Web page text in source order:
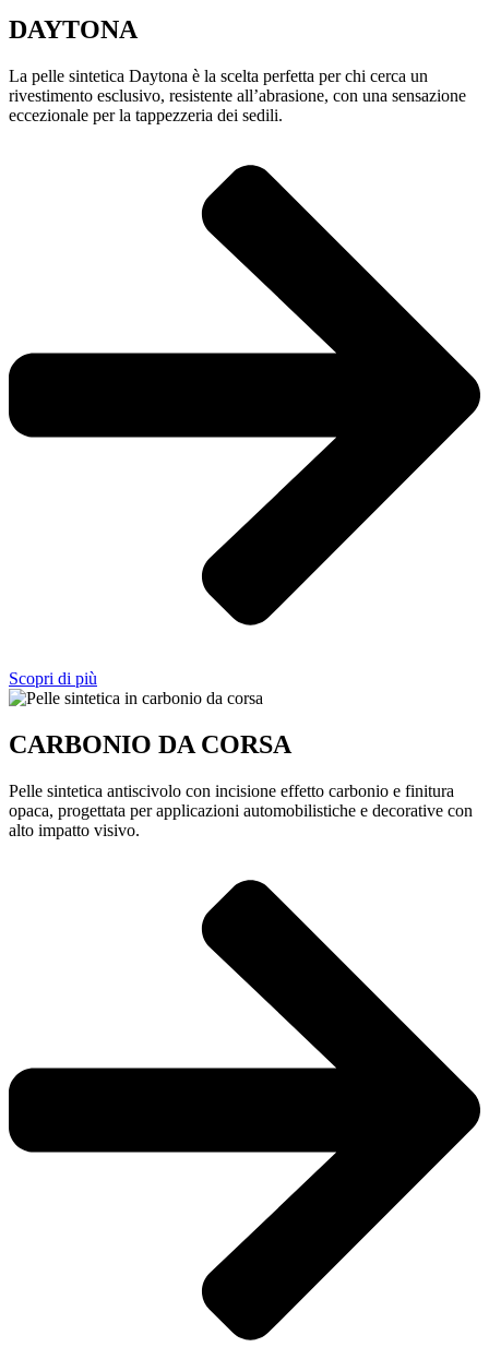
DAYTONA
La pelle sintetica Daytona è la scelta perfetta per chi cerca un
rivestimento esclusivo, resistente all’abrasione, con una sensazione
eccezionale per la tappezzeria dei sedili.
Scopri di più
CARBONIO DA CORSA
Pelle sintetica antiscivolo con incisione effetto carbonio e finitura
opaca, progettata per applicazioni automobilistiche e decorative con
alto impatto visivo.